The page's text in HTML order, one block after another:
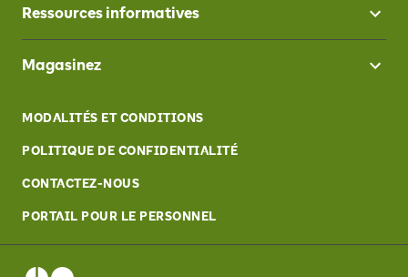
Ressources informatives
Magasinez
MODALITÉS ET CONDITIONS
POLITIQUE DE CONFIDENTIALITÉ
CONTACTEZ-NOUS
PORTAIL POUR LE PERSONNEL